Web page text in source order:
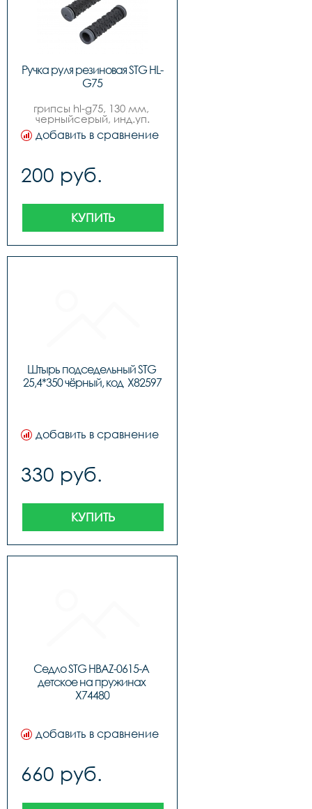
Ручка руля резиновая STG HL-
G75
грипсы hl-g75, 130 мм,
черныйсерый, инд.уп.
добавить в сравнение
200 руб.
КУПИТЬ
Штырь подседельный STG
25,4*350 чёрный, код  X82597
добавить в сравнение
330 руб.
КУПИТЬ
Седло STG HBAZ-0615-A
детское на пружинах
X74480
добавить в сравнение
660 руб.